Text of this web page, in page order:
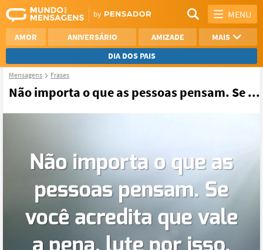
MENU
AMOR ANIVERSÁRIO AMIZADE
MAIS
DIA DOS PAIS
Mensagens Frases
Não importa o que as pessoas pensam. Se ...